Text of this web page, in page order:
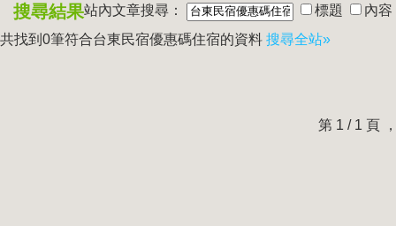
搜尋結果站內文章搜尋： 標題
內容
共找到0筆符合台東民宿優惠碼住宿的資料 搜尋全站»
第 1 / 1